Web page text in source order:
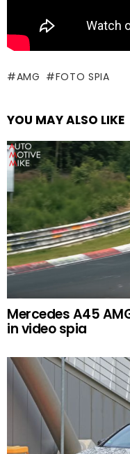
AMG FOTO SPIA
YOU MAY ALSO LIKE
Mercedes A45
in video spia